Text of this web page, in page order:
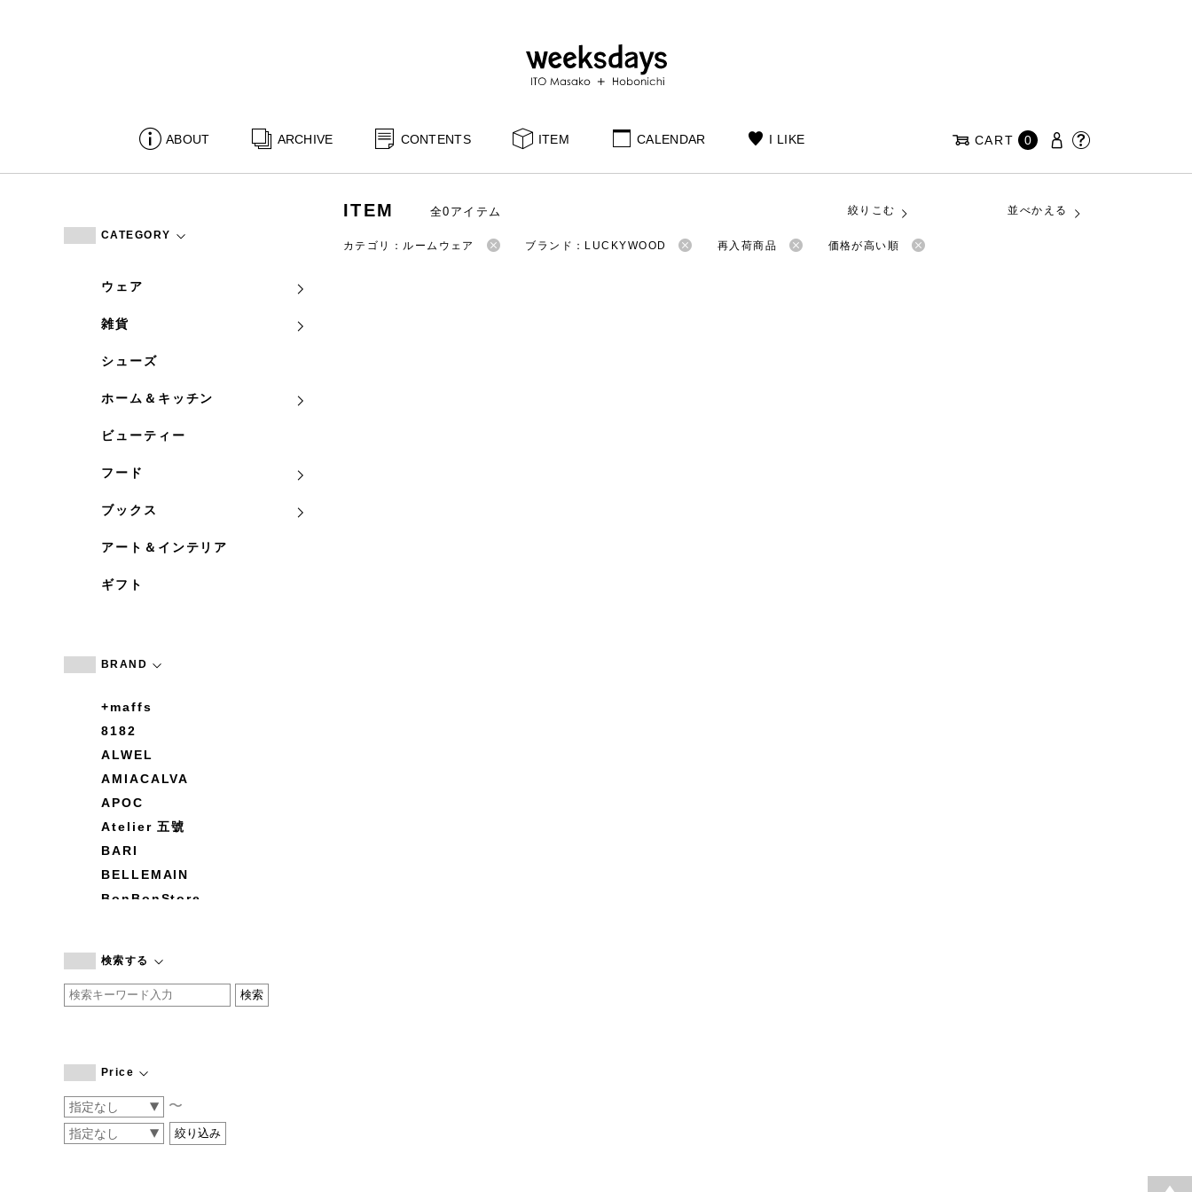
ABOUT ARCHIVE CONTENTS ITEM CALENDAR I LIKE CART 0
CATEGORY
ウェア
雑貨
シューズ
ホーム＆キッチン
ビューティー
フード
ブックス
アート＆インテリア
ギフト
BRAND
+maffs
8182
ALWEL
AMIACALVA
APOC
Atelier 五號
BARI
BELLEMAIN
BonBonStore
by basics
CATWORTH
COGTHEBIGSMOKE
CONVERSE
DEAN & DELUCA
検索する
Price
〜
ITEM 全0アイテム 絞りこむ 並べかえる
カテゴリ：ルームウェア ブランド：LUCKYWOOD 再入荷商品 価格が高い順